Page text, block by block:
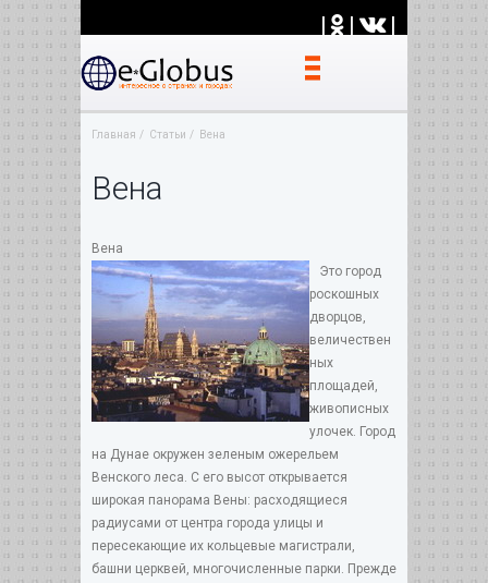
| | |
Главная Статьи Вена
Вена
Вена
Это город
роскошных
дворцов,
величествен
ных
площадей,
живописных
улочек. Город
на Дунае окружен зеленым ожерельем
Венского леса. С его высот открывается
широкая панорама Вены: расходящиеся
радиусами от центра города улицы и
пересекающие их кольцевые магистрали,
башни церквей, многочисленные парки. Прежде